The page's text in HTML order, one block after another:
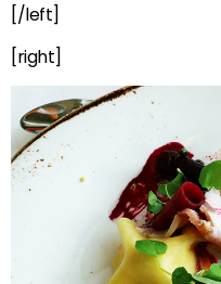
[/left]
[right]